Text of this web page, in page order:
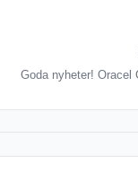
Goda nyheter! Oracel